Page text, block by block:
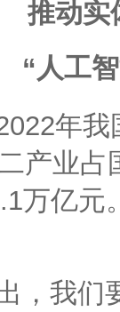
推动实
“人工
年
产业
万亿
，我们